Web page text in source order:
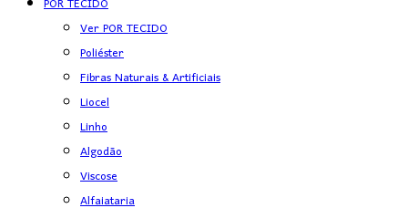
Ver POR TECIDO
Poliéster
Fibras Naturais & Artificiais
Liocel
Linho
Algodão
Viscose
Alfaiataria